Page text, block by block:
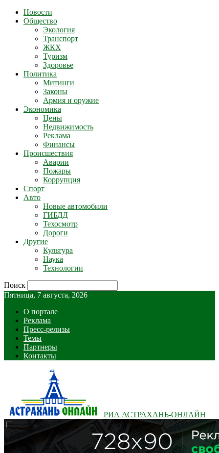
Новости
Общество
Экология
Транспорт
ЖКХ
Туризм
Здоровье
Политика
Митинги
Законы
Армия и оружие
Экономика
Цены
Недвижимость
Реклама
Финансы
Происшествия
Аварии
Пожары
Коррупция
Спорт
Авто
Новые автомобили
ГИБДД
Техосмотр
Дороги
Другие
Культура
Наука
Технологии
Поиск
Пятница, 7 августа, 2026
О портале
Реклама
Пресс-релизы
Темы
Партнеры
Контакты
РИА АСТРАХАНЬ-ОНЛАЙН